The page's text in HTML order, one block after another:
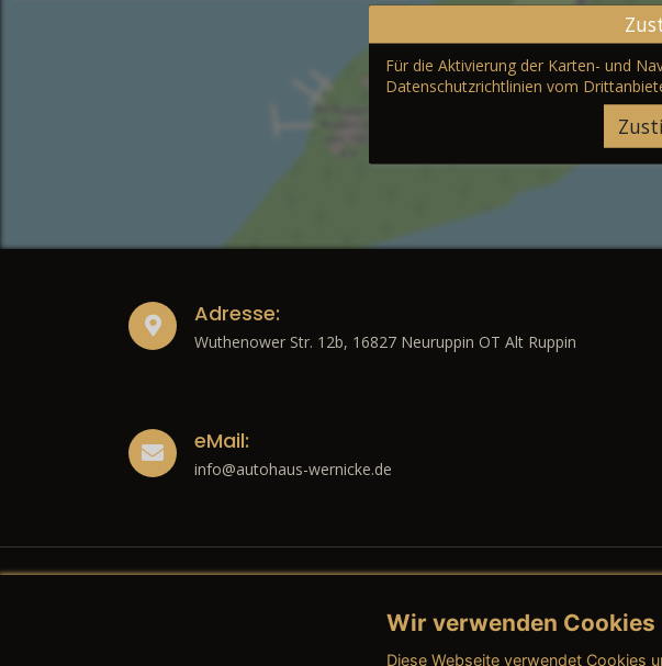
Für die Aktivierung der Karten- und
Datenschutzrichtlinien vom
Adresse:
Wuthenower Str. 12b, 16827 Neuruppin OT Alt Ruppin
eMail:
info@autohaus-wernicke.de
Rechtliches
Wir verwenden Cookies
Diese Webseite verwendet Cookies